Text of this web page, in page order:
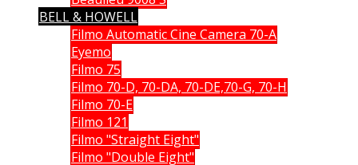
BELL & HOWELL
Filmo Automatic Cine Camera 70-A
Eyemo
Filmo 75
Filmo 70-D, 70-DA, 70-DE,70-G, 70-H
Filmo 70-E
Filmo 121
Filmo "Straight Eight"
Filmo "Double Eight"